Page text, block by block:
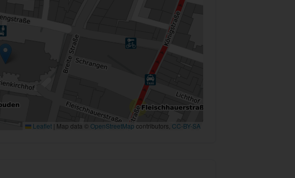
Leaflet | Map data ©OpenStreetMap contributors, CC-BY-SA